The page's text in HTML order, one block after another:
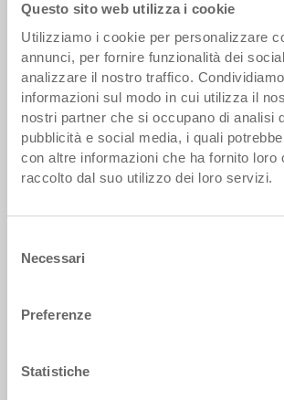
Questo sito web utilizza i cookie
Utilizziamo i cookie per personalizzare
annunci, per fornire funzionalità dei
analizzare il nostro traffico.
informazioni sul modo in cui utilizza il
nostri partner che si occupano di analisi
pubblicità e social media, i quali
con altre informazioni che ha fornito loro
raccolto dal suo utilizzo dei loro servizi.
delNecessari
Preferenze
Statistiche
da 480 pezzi
Scaglionamento per quantità secondo le
Dati articolo
Codice
37-4330-110.5070.0101